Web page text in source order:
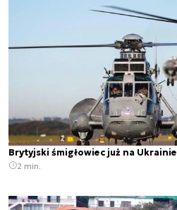
Brytyjski śmigłowiec już na Ukrainie
2 min.